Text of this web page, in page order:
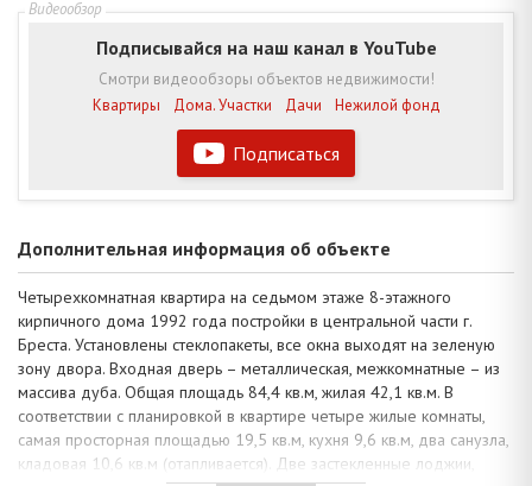
Подписаться
Подписывайся на наш канал в YouTube
Смотри видеообзоры объектов недвижимости!
Квартиры
Дома. Участки Дачи Нежилой фонд
Дополнительная информация об объекте
Четырехкомнатная квартира на седьмом этаже 8-этажного
кирпичного дома 1992 года постройки в центральной части г.
Бреста. Установлены стеклопакеты, все окна выходят на зеленую
зону двора. Входная дверь – металлическая, межкомнатные – из
массива дуба. Общая площадь 84,4 кв.м, жилая 42,1 кв.м. В
соответствии с планировкой в квартире четыре жилые комнаты,
самая просторная площадью 19,5 кв.м, кухня 9,6 кв.м, два санузла,
кладовая 10,6 кв.м (отапливается). Две застекленные лоджии,